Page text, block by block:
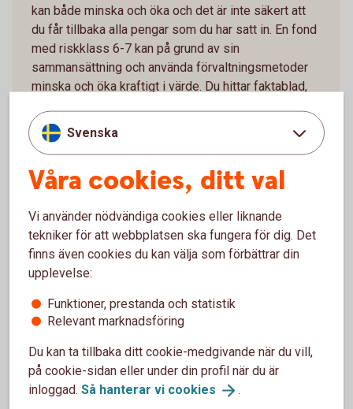
kan både minska och öka och det är inte säkert att
du får tillbaka alla pengar som du har satt in. En fond
med riskklass 6-7 kan på grund av sin
sammansättning och använda förvaltningsmetoder
minska och öka kraftigt i värde. Du hittar faktablad,
respektive fond på swedbank.se/fondlista eller hos
din återförsäljare.
Svenska
Våra cookies, ditt val
Vi använder nödvändiga cookies eller liknande
tekniker för att webbplatsen ska fungera för dig. Det
finns även cookies du kan välja som förbättrar din
upplevelse:
Funktioner, prestanda och statistik
Relevant marknadsföring
Du kan ta tillbaka ditt cookie-medgivande när du vill,
på cookie-sidan eller under din profil när du är
inloggad. Så hanterar vi cookies .